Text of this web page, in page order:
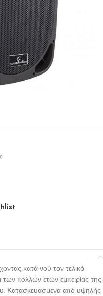
κατά νού τον τελικό
των πολλών ετών εμπειρίας της
Κατασκευασμένα από υψηλής